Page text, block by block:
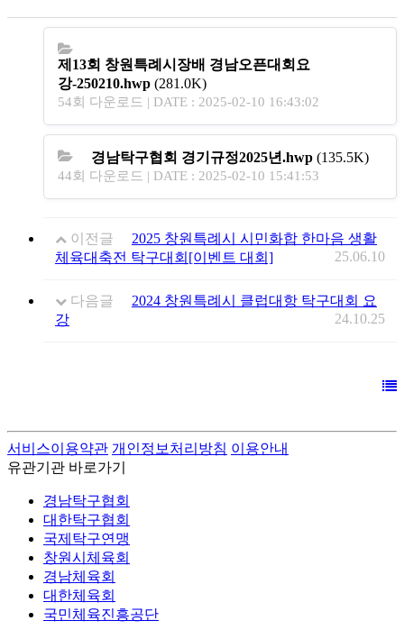
제13회 창원특례시장배 경남오픈대회요
강-250210.hwp (281.0K)
54회 다운로드 | DATE : 2025-02-10 16:43:02
경남탁구협회 경기규정2025년.hwp (135.5K)
44회 다운로드 | DATE : 2025-02-10 15:41:53
이전글
2025 창원특례시 시민화합 한마음 생활
체육대축전 탁구대회[이벤트 대회]
25.06.10
다음글
2024 창원특례시 클럽대항 탁구대회 요
강
24.10.25
서비스이용약관 개인정보처리방침 이용안내
유관기관 바로가기
경남탁구협회
대한탁구협회
국제탁구연맹
창원시체육회
경남체육회
대한체육회
국민체육진흥공단